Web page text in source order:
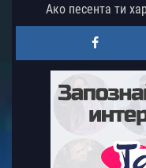
Ако песента ти